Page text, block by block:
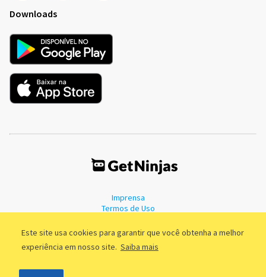
Este site usa cookies para garantir que você obtenha a melhor
experiência em nosso site. Saiba mais
Downloads
Imprensa
Termos de Uso
©2011 - 2026, GetNinjas LTDA. CNPJ 55.744.877/0001-89 - Rua Dr.